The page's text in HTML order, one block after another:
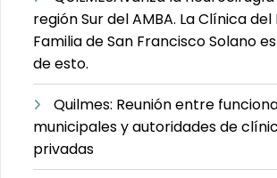
región Sur del AMBA. La Clínica del
Familia de San Francisco Solano
de esto.
Quilmes: Reunión entre
municipales y autoridades de
privadas